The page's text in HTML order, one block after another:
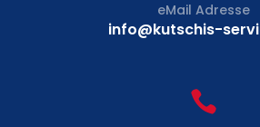
eMail Adresse
info@kutschis-
